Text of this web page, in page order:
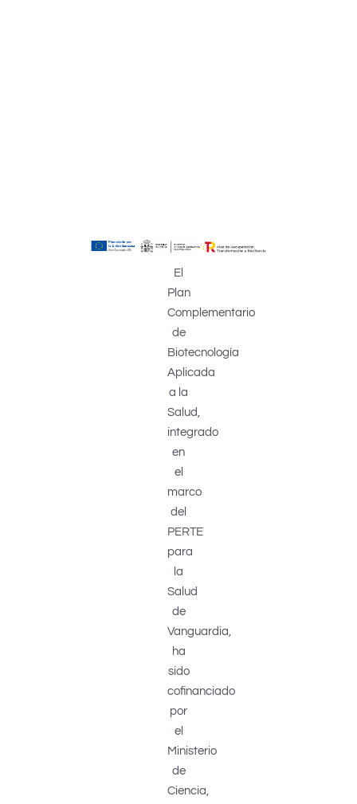
El
Plan
Complementario
de
Biotecnología
Aplicada
a la
Salud,
integrado
en
el
marco
del
PERTE
para
la
Salud
de
Vanguardia,
ha
sido
cofinanciado
por
el
Ministerio
de
Ciencia,